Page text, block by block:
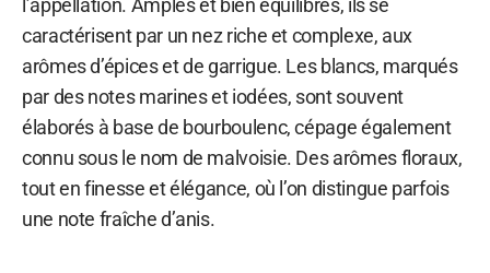
l’appellation. Amples et bien équilibrés, ils se
caractérisent par un nez riche et complexe, aux
arômes d’épices et de garrigue. Les blancs, marqués
par des notes marines et iodées, sont souvent
élaborés à base de bourboulenc, cépage également
connu sous le nom de malvoisie. Des arômes floraux,
tout en finesse et élégance, où l’on distingue parfois
une note fraîche d’anis.